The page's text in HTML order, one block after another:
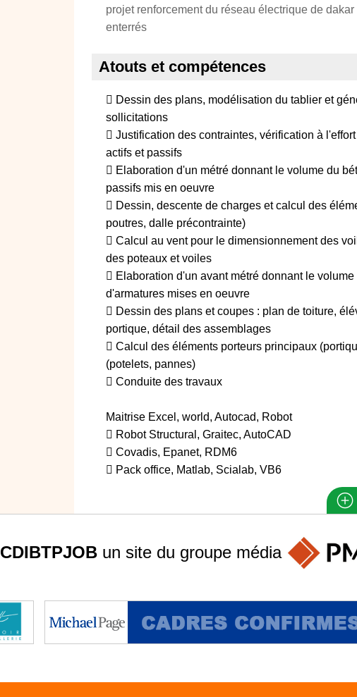
projet renforcement du réseau électrique de
enterrés
Atouts et compétences
 Dessin des plans, modélisation du tablier et
sollicitations
 Justification des contraintes, vérification à
actifs et passifs
 Elaboration d'un métré donnant le volume du
passifs mis en oeuvre
 Dessin, descente de charges et calcul des
poutres, dalle précontrainte)
 Calcul au vent pour le dimensionnement des
des poteaux et voiles
 Elaboration d'un avant métré donnant le
d'armatures mises en oeuvre
 Dessin des plans et coupes : plan de toiture,
portique, détail des assemblages
 Calcul des éléments porteurs principaux
(potelets, pannes)
 Conduite des travaux
Maitrise Excel, world, Autocad, Robot
 Robot Structural, Graitec, AutoCAD
 Covadis, Epanet, RDM6
 Pack office, Matlab, Scialab, VB6
CDIBTPJOBun site du groupe média